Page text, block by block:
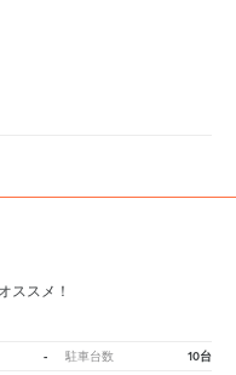
ススメ！
- 駐車台数 10台